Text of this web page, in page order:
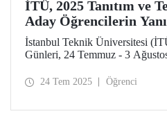
İTÜ, 2025 Tanıtım ve
Aday Öğrencilerin
İstanbul Teknik Üniversitesi
Günleri, 24 Temmuz - 3
yerleşkelerine bekliyor.
24 Tem 2025 Öğrenci